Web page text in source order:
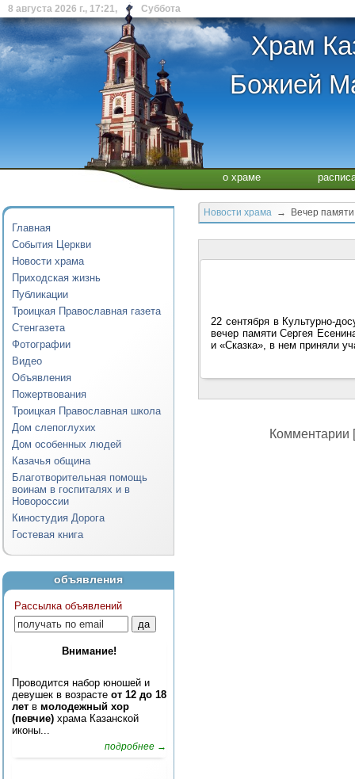
8 августа 2026 г., 17:21, Суббота
Храм
Божией
о храме
Главная
События Церкви
Новости храма
Приходская жизнь
Публикации
Троицкая Православная газета
Стенгазета
Фотографии
Видео
Объявления
Пожертвования
Троицкая Православная школа
Дом слепоглухих
Дом особенных людей
Казачья община
Благотворительная помощь
воинам в госпиталях и в
Новороссии
Киностудия Дорога
Гостевая книга
объявления
Рассылка объявлений
Внимание!
Проводится набор юношей и
девушек в возрасте от 12 до 18
лет в молодежный хор
(певчие) храма Казанской
иконы...
подробнее →
Новости храма → Вечер памяти
22 сентября в Культурно-
вечер памяти Сергея
и «Сказка», в нем приняли
Комментарии